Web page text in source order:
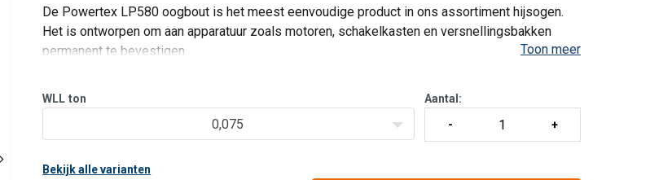
De Powertex LP580 oogbout is het meest eenvoudige product in ons assortiment hijsogen.
Het is ontworpen om aan apparatuur zoals motoren, schakelkasten en versnellingsbakken
permanent te bevestigen.
enkele
Toon meer
WLL ton
0,075
Aantal:
Bekijk alle varianten